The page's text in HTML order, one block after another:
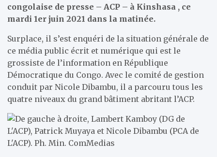
congolaise de presse – ACP – à Kinshasa , ce
mardi 1er juin 2021 dans la matinée.
Surplace, il s’est enquéri de la situation générale de
ce média public écrit et numérique qui est le
grossiste de l’information en République
Démocratique du Congo. Avec le comité de gestion
conduit par Nicole Dibambu, il a parcouru tous les
quatre niveaux du grand bâtiment abritant l’ACP.